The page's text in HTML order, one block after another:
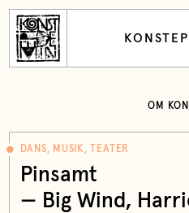
OM
DANS, MUSIK, TEATER
Pinsamt
— Big Wind,